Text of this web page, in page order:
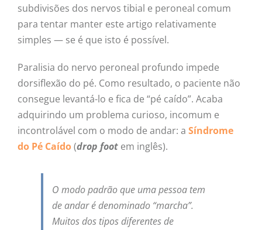
subdivisões dos nervos tibial e peroneal comum
para tentar manter este artigo relativamente
simples — se é que isto é possível.
Paralisia do nervo peroneal profundo impede
dorsiflexão do pé. Como resultado, o paciente não
consegue levantá-lo e fica de “pé caído”. Acaba
adquirindo um problema curioso, incomum e
incontrolável com o modo de andar: a Síndrome
do Pé Caído(drop foot em inglês).
O modo padrão que uma pessoa tem
de andar é denominado “marcha”.
Muitos dos tipos diferentes de